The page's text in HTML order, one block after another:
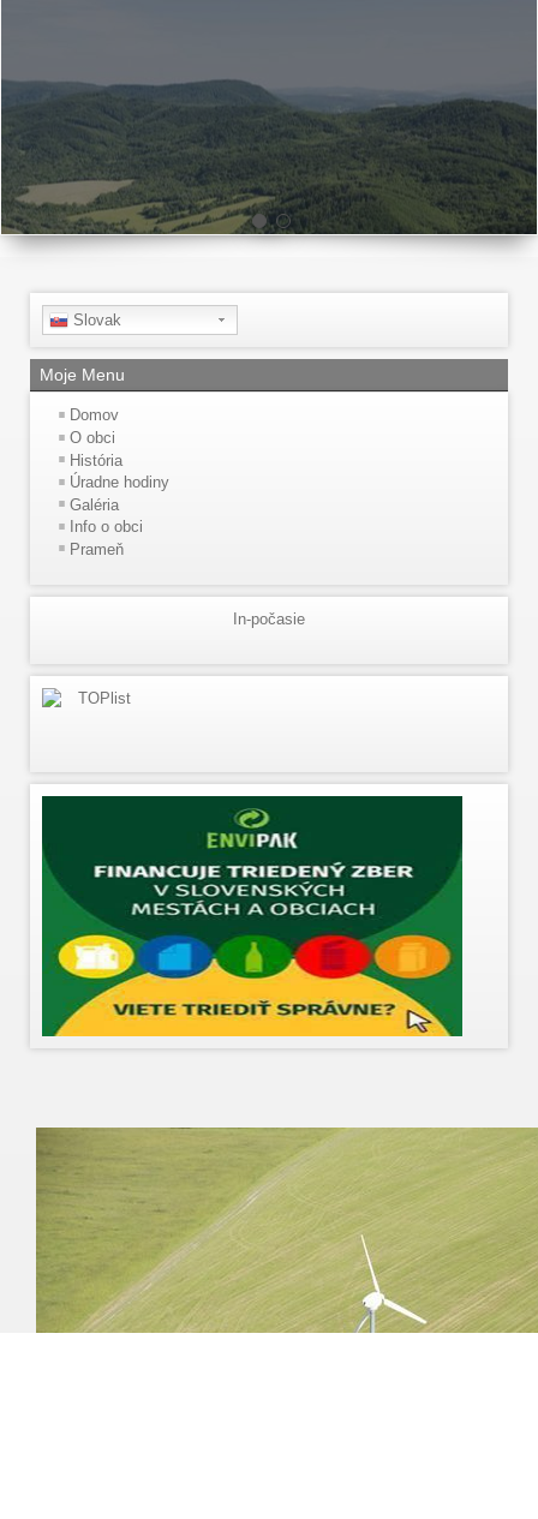
Slovak
Moje Menu
Domov
O obci
História
Úradne hodiny
Galéria
Info o obci
Prameň
In-počasie